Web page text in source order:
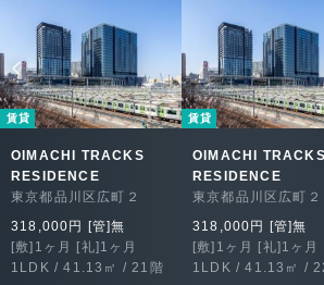
賃貸
OIMACHI TRACKS
RESIDENCE
東京都品川区広町２
318,000円 [管]無
[敷]1ヶ月 [礼]1ヶ月
1LDK / 41.13㎡ / 21階
賃貸
OIMACHI TRACKS
RESIDENCE
東京都品川区広町２
318,000円 [管]無
[敷]1ヶ月 [礼]1ヶ月
1LDK / 41.13㎡ /